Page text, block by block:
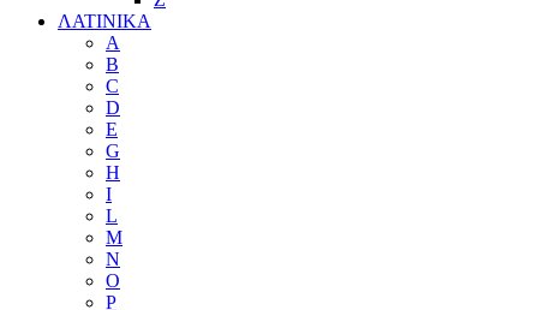
ΛΑΤΙΝΙΚΑ
A
B
C
D
E
G
H
I
L
M
N
O
P